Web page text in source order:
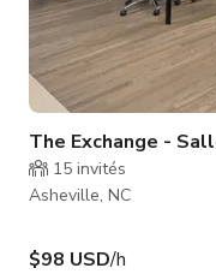
The Exchange -
15 invités
Asheville, NC
$98 USD/h